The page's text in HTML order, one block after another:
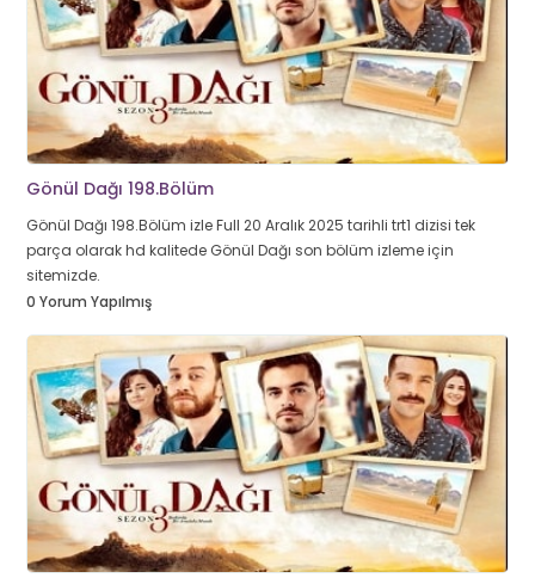
Gönül Dağı 198.Bölüm
Gönül Dağı 198.Bölüm izle Full 20 Aralık 2025 tarihli trt1 dizisi tek
parça olarak hd kalitede Gönül Dağı son bölüm izleme için
sitemizde.
0 Yorum Yapılmış